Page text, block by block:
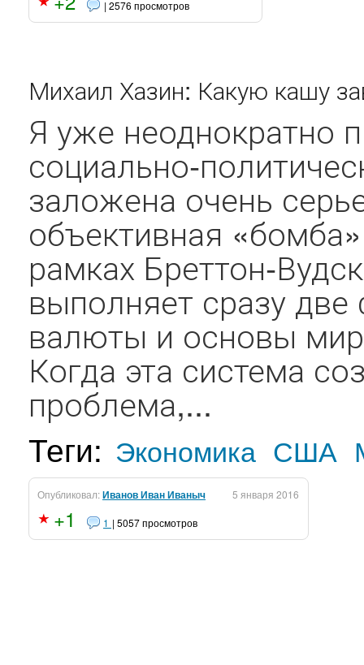
| 2576 просмотров
Михаил Хазин: Какую кашу
Я уже неоднократно
социально-
заложена очень
объективная
рамках Бреттон-
выполняет сразу
валюты и основы
Когда эта система
проблема,...
Теги: Экономика США
Опубликовал:Иванов Иван Иваныч 5 января 2016
+1 1 | 5057 просмотров